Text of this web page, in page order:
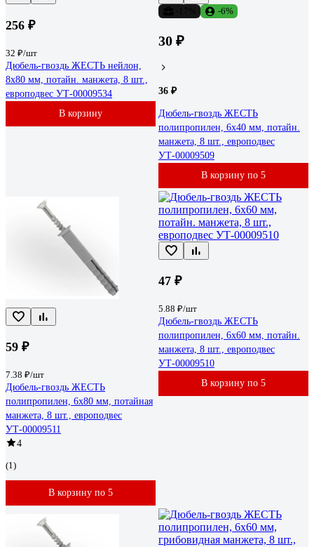
256 ₽
32 ₽/шт
Дюбель-гвоздь ЖЕСТЬ нейлон,
8x80 мм, потайн. манжета, 8 шт.,
европодвес УТ-00009534
В корзину
-6%
30 ₽
36 ₽
Дюбель-гвоздь ЖЕСТЬ
полипропилен, 6x40 мм, потайн.
манжета, 8 шт., европодвес
УТ-00009509
В корзину по 5
59 ₽
7.38 ₽/шт
Дюбель-гвоздь ЖЕСТЬ
полипропилен, 6x80 мм, потайная
манжета, 8 шт., европодвес
УТ-00009511
4
(1)
В корзину по 5
47 ₽
5.88 ₽/шт
Дюбель-гвоздь ЖЕСТЬ
полипропилен, 6x60 мм, потайн.
манжета, 8 шт., европодвес
УТ-00009510
В корзину по 5